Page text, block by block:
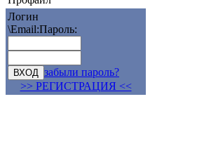
Логин
\Email:Пароль:
забыли пароль?
>> РЕГИСТРАЦИЯ <<